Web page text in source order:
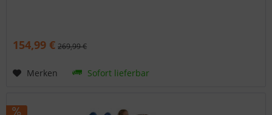
154,99 € 269,99 €
Merken Sofort lieferbar